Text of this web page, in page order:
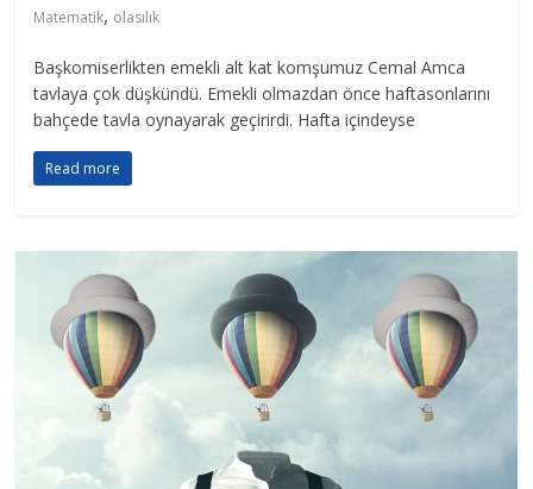
Matematik, olasılık
Başkomiserlikten emekli alt kat komşumuz Cemal Amca
tavlaya çok düşkündü. Emekli olmazdan önce haftasonlarını
bahçede tavla oynayarak geçirirdi. Hafta içindeyse
Read more